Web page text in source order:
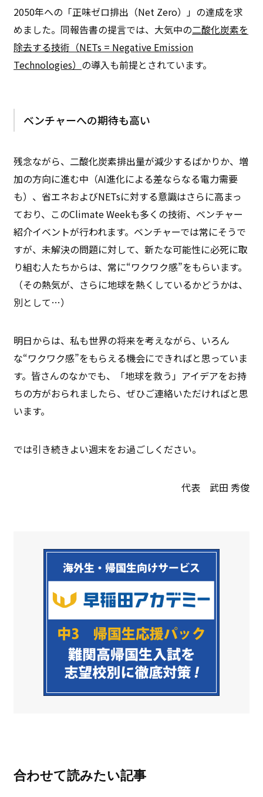
2050年への「正味ゼロ排出（Net Zero）」の達成を求
めました。同報告書の提言では、大気中の二酸化炭素を
除去する技術（NETs = Negative Emission
Technologies） の導入も前提とされています。
ベンチャーへの期待も高い
残念ながら、二酸化炭素排出量が減少するばかりか、増
加の方向に進む中（AI進化による差ならなる電力需要
も）、省エネおよびNETsに対する意識はさらに高まっ
ており、このClimate Weekも多くの技術、ベンチャー
紹介イベントが行われます。ベンチャーでは常にそうで
すが、未解決の問題に対して、新たな可能性に必死に取
り組む人たちからは、常に“ワクワク感”をもらいます。
（その熱気が、さらに地球を熱くしているかどうかは、
別として…）
明日からは、私も世界の将来を考えながら、いろん
な“ワクワク感”をもらえる機会にできればと思っていま
す。皆さんのなかでも、「地球を救う」アイデアをお持
ちの方がおられましたら、ぜひご連絡いただければと思
います。
では引き続きよい週末をお過ごしください。
代表 武田 秀俊
合わせて読みたい記事